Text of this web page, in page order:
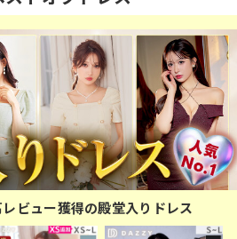
ビュー獲得の殿堂入りドレス